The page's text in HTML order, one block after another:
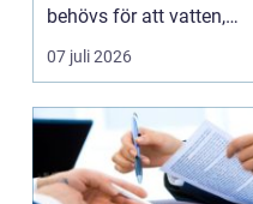
behövs för att vatten,
värme och avlopp ...
07 juli 2026